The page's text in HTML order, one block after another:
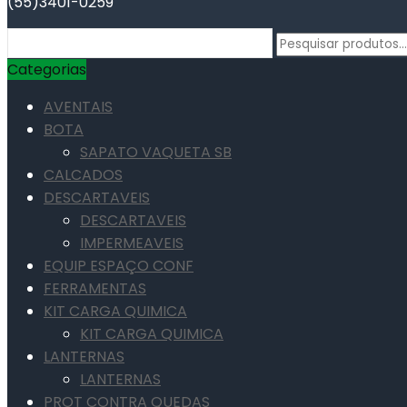
Pesquisar
por:
Categorias
AVENTAIS
BOTA
SAPATO VAQUETA SB
CALCADOS
DESCARTAVEIS
DESCARTAVEIS
IMPERMEAVEIS
EQUIP ESPAÇO CONF
FERRAMENTAS
KIT CARGA QUIMICA
KIT CARGA QUIMICA
LANTERNAS
LANTERNAS
PROT CONTRA QUEDAS